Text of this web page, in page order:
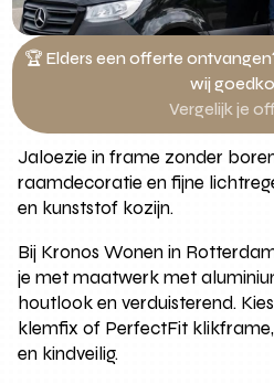
🏆 Elders een offerte
wij
Vergelijk je
Jaloezie in frame zonder
raamdecoratie en fijne
en kunststof kozijn.
Bij Kronos Wonen in
je met maatwerk met
houtlook en verduisterend.
klemfix of PerfectFit
en kindveilig.